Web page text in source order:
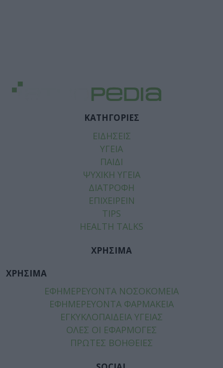
ΚΑΤΗΓΟΡΙΕΣ
ΕΙΔΗΣΕΙΣ
ΥΓΕΙΑ
ΠΑΙΔΙ
ΨΥΧΙΚΗ ΥΓΕΙΑ
ΔΙΑΤΡΟΦΗ
ΕΠΙΧΕΙΡΕΙΝ
TIPS
HEALTH TALKS
ΧΡΗΣΙΜΑ
ΧΡΗΣΙΜΑ
ΕΦΗΜΕΡΕΥΟΝΤΑ ΝΟΣΟΚΟΜΕΙΑ
ΕΦΗΜΕΡΕΥΟΝΤΑ ΦΑΡΜΑΚΕΙΑ
ΕΓΚΥΚΛΟΠΑΙΔΕΙΑ ΥΓΕΙΑΣ
ΟΛΕΣ ΟΙ ΕΦΑΡΜΟΓΕΣ
ΠΡΩΤΕΣ ΒΟΗΘΕΙΕΣ